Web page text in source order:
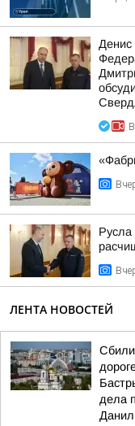
Денис
Русла
ЛЕНТА НОВОСТЕЙ
дела